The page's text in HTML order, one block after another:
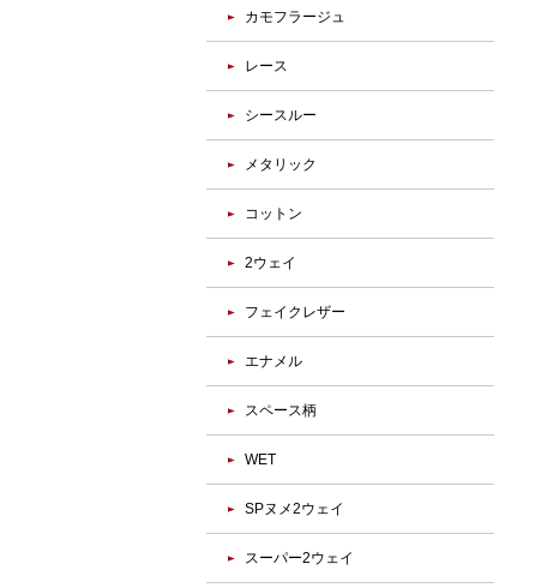
カモフラージュ
レース
シースルー
メタリック
コットン
2ウェイ
フェイクレザー
エナメル
スペース柄
WET
SPヌメ2ウェイ
スーパー2ウェイ